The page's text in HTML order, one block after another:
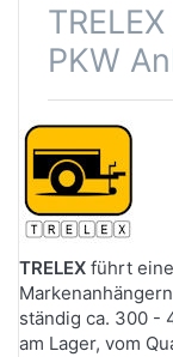
PKW
TRELEX führt
ständig ca. 300 -
am Lager, vom